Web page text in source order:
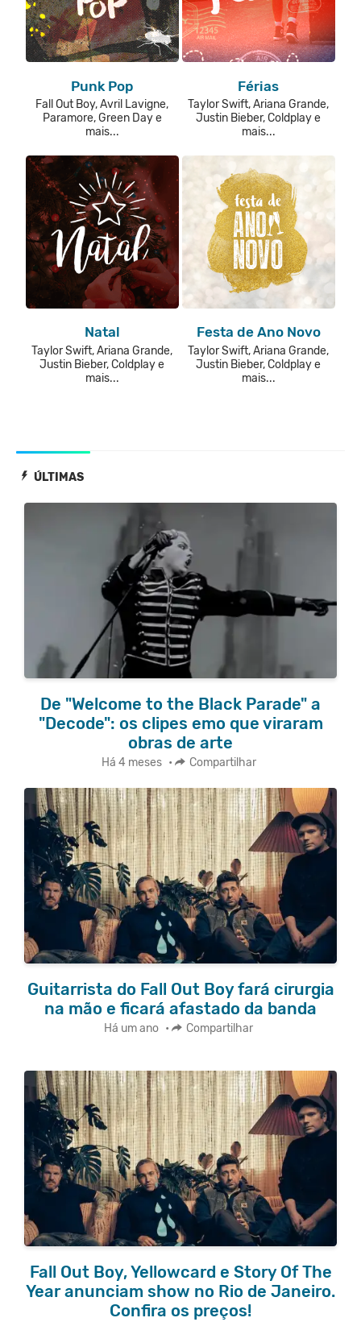
Punk Pop
Fall Out Boy, Avril Lavigne,
Paramore, Green Day e
mais...
Férias
Taylor Swift, Ariana Grande,
Justin Bieber, Coldplay e
mais...
Natal
Taylor Swift, Ariana Grande,
Justin Bieber, Coldplay e
mais...
Festa de Ano Novo
Taylor Swift, Ariana Grande,
Justin Bieber, Coldplay e
mais...
ÚLTIMAS
De "Welcome to the Black Parade" a
"Decode": os clipes emo que viraram
obras de arte
Há 4 meses • Compartilhar
Guitarrista do Fall Out Boy fará cirurgia
na mão e ficará afastado da banda
Há um ano • Compartilhar
Fall Out Boy, Yellowcard e Story Of The
Year anunciam show no Rio de Janeiro.
Confira os preços!